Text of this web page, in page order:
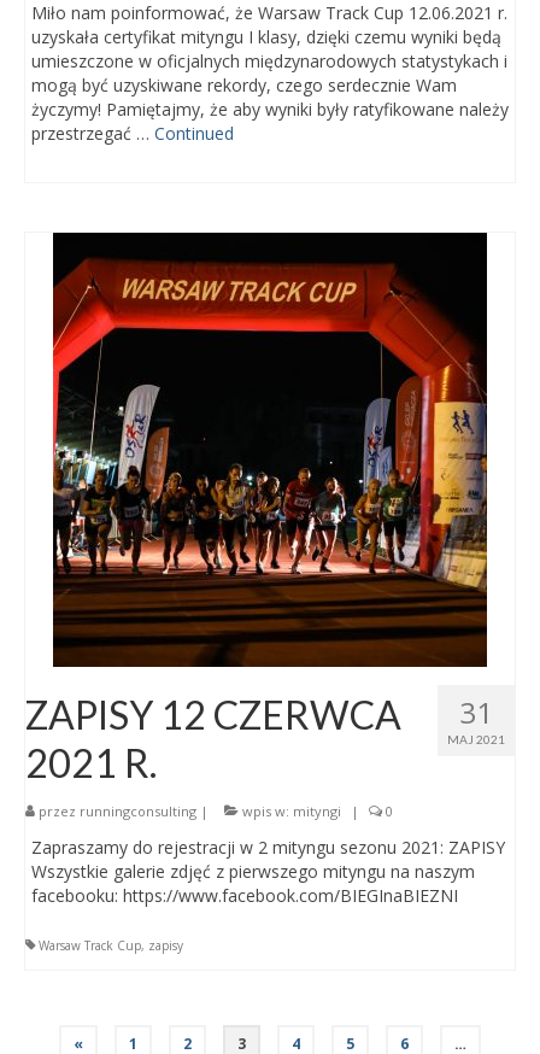
Miło nam poinformować, że Warsaw Track Cup 12.06.2021 r.
uzyskała certyfikat mityngu I klasy, dzięki czemu wyniki będą
umieszczone w oficjalnych międzynarodowych statystykach i
mogą być uzyskiwane rekordy, czego serdecznie Wam
życzymy! Pamiętajmy, że aby wyniki były ratyfikowane należy
przestrzegać … Continued
31
MAJ 2021
ZAPISY 12 CZERWCA
2021 R.
przez runningconsulting | wpis w: mityngi | 0
Zapraszamy do rejestracji w 2 mityngu sezonu 2021: ZAPISY
Wszystkie galerie zdjęć z pierwszego mityngu na naszym
facebooku: https://www.facebook.com/BIEGInaBIEZNI
Warsaw Track Cup, zapisy
« 1 2 3 4 5 6 …